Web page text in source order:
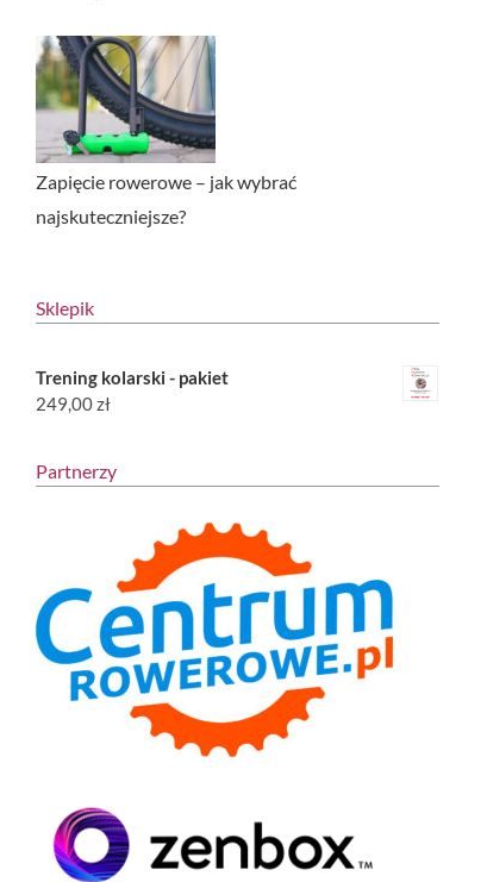
Zapięcie rowerowe – jak wybrać
najskuteczniejsze?
Sklepik
Trening kolarski - pakiet
249,00zł
Partnerzy